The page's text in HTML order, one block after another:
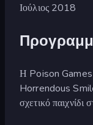
Ιούλιος 2018
Η Poison Games
Horrendous
σχετικό παιχνίδι